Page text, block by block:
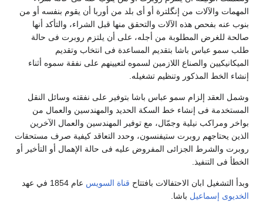
المهمات والآلات من إنگلترة أو أى بلد من أوربا أن يقوم بنفسه أو من
بنوب عنه بفحص هذه الآلات والتحقق منها قبل الشراء، والتأكد أنها
صالحة للغرض المطلوبة من أجله، على أن يلتزم روبرت فى حالة
طلب سمو عباس باشا بتقديم المساعدة فى انتخاب وتقديم
الميكانيكيين والصناع اللازمين لسموه لتعيينهم على نفقة سموه أثناء
إنشاء الخط المذكور وتنظيم تشغيله.
وشمل العقد إلزام سمو عباس باشا بتوفير على نفقته وسائل النقل
المستخدمة فى إنشاء خط السكة الحديد والمهندسين والعمال من
بواخر ومراكب نيلية وجمّال، مع توفير المهندسين والعمال الآخرين
الذين يحتاجهم روبرت ستيفنسون، وحدد التعاقد كيفية صرف مستحقات
روبرت والشرط الجزائى المفروض عليه فى حالة الإهمال أو التأخير أو
الخطأ فى التنفيذ.
وبدأ التشغيل ابان الاحتفالات بافتتاح قناة السويس عام 1854 في عهد
الخديوى إسماعيل باشا.